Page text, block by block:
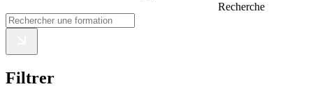
Recherche
Filtrer